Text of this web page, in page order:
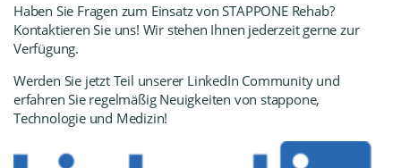
Haben Sie Fragen zum Einsatz von STAPPONE Rehab?
Kontaktieren Sie uns! Wir stehen Ihnen jederzeit gerne zur
Verfügung.
Werden Sie jetzt Teil unserer LinkedIn Communityund
erfahren Sie regelmäßig Neuigkeiten von stappone,
Technologie und Medizin!